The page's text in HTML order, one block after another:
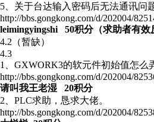
5、关于台达输入密码后无法通讯问
http://bbs.gongkong.com/d/202004/
leimingyingshi 50积分（求助者有效
4.2（暂缺）
4.3
1、GXWORK3的软元件初始值怎么
http://bbs.gongkong.com/d/202004/
请叫我王老湿 20积分
2、PLC求助，恳求大佬。
http://bbs.gongkong.com/d/202004/